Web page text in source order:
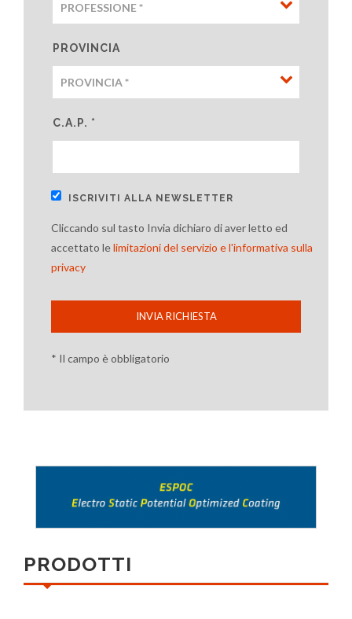
PROVINCIA
C.A.P. *
ISCRIVITI ALLA NEWSLETTER
Cliccando sul tasto Invia dichiaro di aver letto ed
accettato lelimitazioni del servizio e l'informativa sulla
privacy
INVIA RICHIESTA
* Il campo è obbligatorio
PRODOTTI